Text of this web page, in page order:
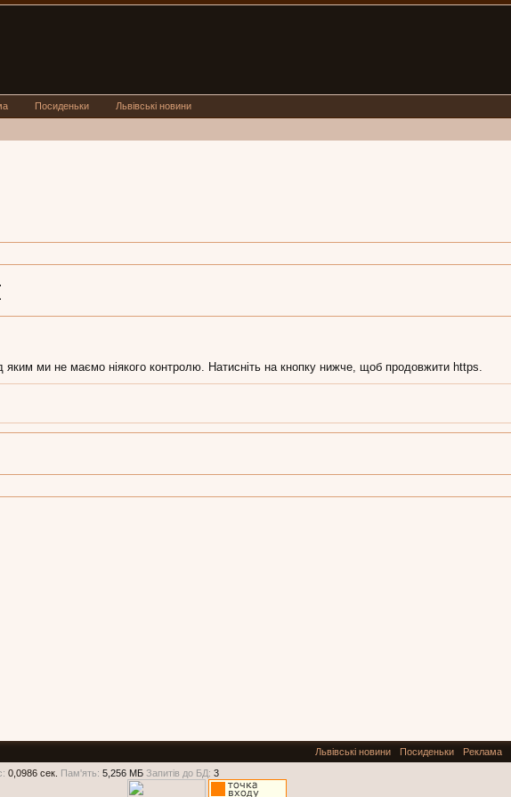
яким ми не маємо ніякого контролю. Натисніть на кнопку нижче, щоб продовжити https.
Посиденьки Львівські новини
Львівські новини Посиденьки Реклама
0,0986 сек. Пам'ять: 5,256 МБ Запитів до БД: 3